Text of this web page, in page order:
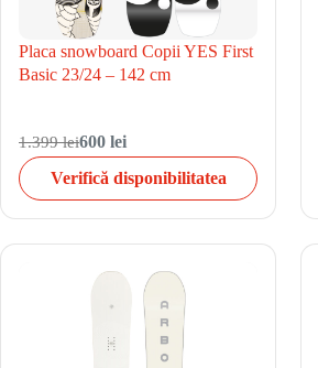
Placa snowboard Copii YES First
Basic 23/24 – 142 cm
1.399 lei600 lei
Verifică disponibilitatea